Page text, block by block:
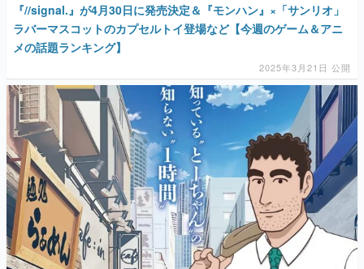
『//signal.』が4月30日に発売決定＆『モンハン』×「サンリオ」
ラバーマスコットのカプセルトイ登場など【今週のゲーム＆アニ
メの話題ランキング】
2025年3月21日 公開